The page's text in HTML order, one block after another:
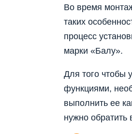
Во время
таких
процесс
марки «Балу».
Для того чтобы
функциями,
выполнить ее
нужно обратить